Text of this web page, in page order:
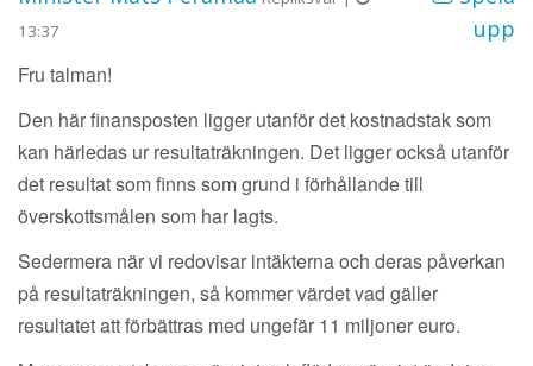
13:37
upp
Fru talman!
Den här finansposten ligger utanför det kostnadstak som
kan härledas ur resultaträkningen. Det ligger också utanför
det resultat som finns som grund i förhållande till
överskottsmålen som har lagts.
Sedermera när vi redovisar intäkterna och deras påverkan
på resultaträkningen, så kommer värdet vad gäller
resultatet att förbättras med ungefär 11 miljoner euro.